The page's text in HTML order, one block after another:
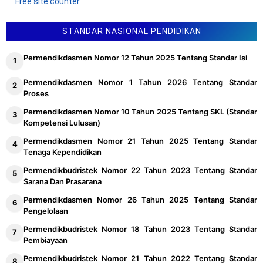
STANDAR NASIONAL PENDIDIKAN
Permendikdasmen Nomor 12 Tahun 2025 Tentang Standar Isi
Permendikdasmen Nomor 1 Tahun 2026 Tentang Standar
Proses
Permendikdasmen Nomor 10 Tahun 2025 Tentang SKL (Standar
Kompetensi Lulusan)
Permendikdasmen Nomor 21 Tahun 2025 Tentang Standar
Tenaga Kependidikan
Permendikbudristek Nomor 22 Tahun 2023 Tentang Standar
Sarana Dan Prasarana
Permendikdasmen Nomor 26 Tahun 2025 Tentang Standar
Pengelolaan
Permendikbudristek Nomor 18 Tahun 2023 Tentang Standar
Pembiayaan
Permendikbudristek Nomor 21 Tahun 2022 Tentang Standar